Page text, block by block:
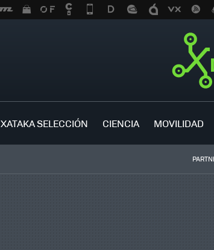
XATAKA SELECCIÓN CIENCIA MOVILIDAD